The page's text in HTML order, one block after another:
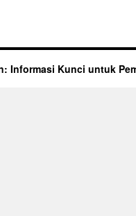
Informasi Kunci untuk